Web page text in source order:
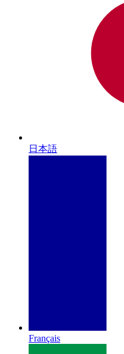
日本語
Français